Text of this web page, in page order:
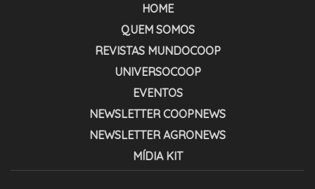
HOME
QUEM SOMOS
REVISTAS MUNDOCOOP
UNIVERSOCOOP
EVENTOS
NEWSLETTER COOPNEWS
NEWSLETTER AGRONEWS
MÍDIA KIT